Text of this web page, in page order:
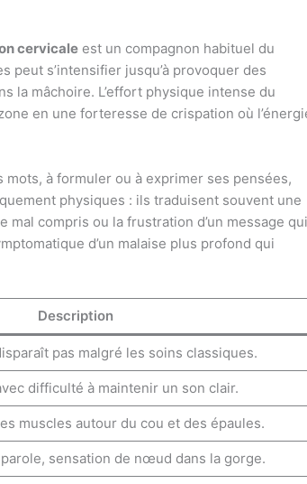
cervicale est un compagnon habituel du
peut s’intensifier jusqu’à provoquer des
la mâchoire. L’effort physique intense du
en une forteresse de crispation où
à formuler ou à exprimer ses pensées,
physiques : ils traduisent souvent une
compris ou la frustration d’un message qui
d’un malaise plus profond qui
Description
pas malgré les soins classiques.
difficulté à maintenir un son clair.
muscles autour du cou et des épaules.
sensation de nœud dans la gorge.